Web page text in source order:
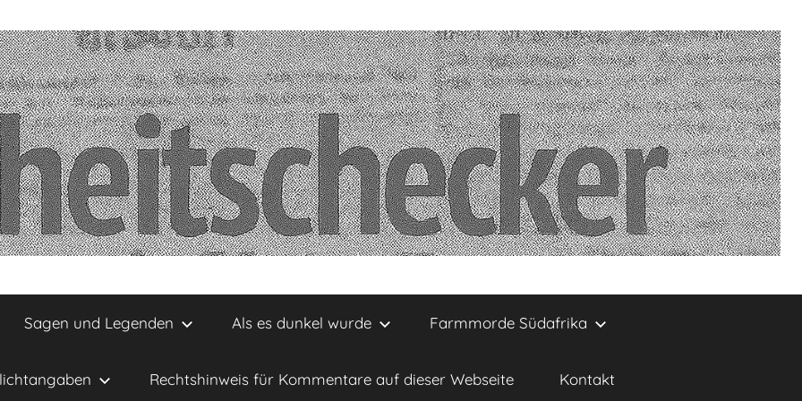
Sagen und Legenden Als es dunkel wurde Farmmorde Südafrika
Rechtshinweis für Kommentare auf dieser Webseite Kontakt